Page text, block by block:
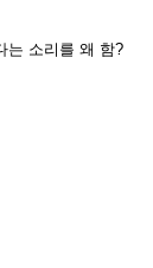
는 소리를 왜 함?